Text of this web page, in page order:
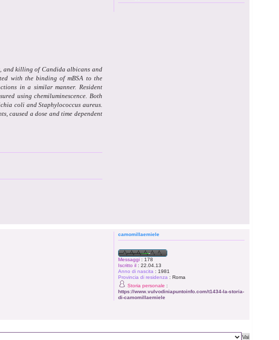
and killing of Candida albicans and
with the binding of mBSA to the
in a similar manner. Resident
using chemiluminescence. Both
coli and Staphylococcus aureus.
caused a dose and time dependent
camomillaemiele
Messaggi: 178
Iscritto il: 22.04.13
Anno di nascita : 1981
Provincia di residenza : Roma
Storia personale :
https://www.vulvodiniapuntoinfo.com/t1434-la-storia-
di-camomillaemiele